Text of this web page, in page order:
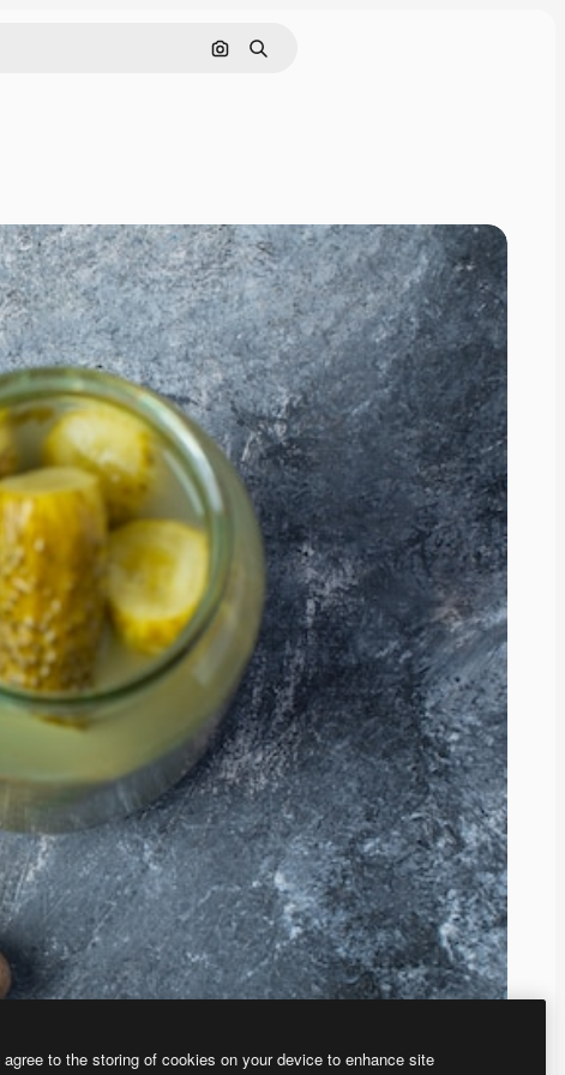
Поиск по изображению
Поиск
to the storing of cookies on your device to enhance site